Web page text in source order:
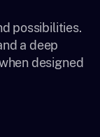
possibilities.
a deep
designed